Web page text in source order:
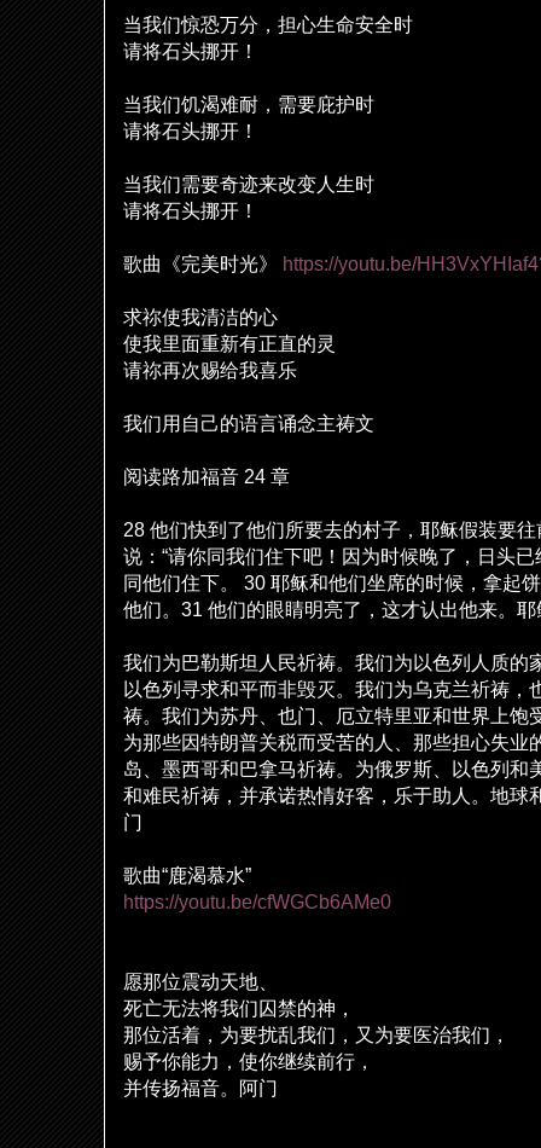
当我们惊恐万分，担心生命安全时
请将石头挪开！
当我们饥渴难耐，需要庇护时
请将石头挪开！
当我们需要奇迹来改变人生时
请将石头挪开！
歌曲《完美时光》 https://youtu.be/
求祢使我清洁的心
使我里面重新有正直的灵
请祢再次赐给我喜乐
我们用自己的语言诵念主祷文
阅读路加福音 24 章
28 他们快到了他们所要去的村子，耶稣假装要往
说 ： “请你同我们住下吧！因 为时候晚了，日 头已
同他们住下。 30 耶稣和他们坐席的时候，拿起饼
他们。 31 他们的眼睛明亮了， 这才认出他来。耶
我们为巴勒斯坦人民祈祷。我们为 以色列人 质的
以色列 寻求和平而非毁灭。我们为乌克兰祈祷，
祷。我们为苏丹、也门 、厄立特里亚和世界上饱
为那些因特朗普关税而受苦的人、那些担心失业
岛 、墨西哥和巴拿马祈祷。 为俄罗斯、以色列和
和难民祈祷，并承诺热情好客， 乐于助人。地球
门
歌曲“鹿渴慕水”
https://youtu.be/cfWGCb6AMe0
愿那位震动天地、
死亡无法将我们囚禁的神，
那位活着， 为要扰乱我们 ，又 为要医治我们 ，
赐予你能力，使你继续前行，
并传扬福音。阿门